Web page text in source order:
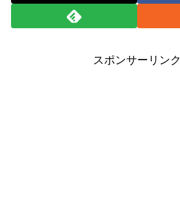
スポンサーリンク